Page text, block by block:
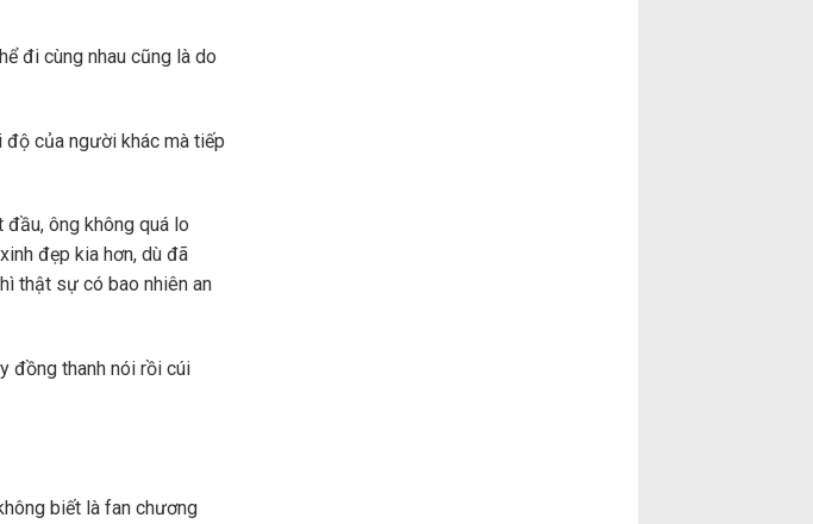
đi cùng nhau cũng là do
độ của người khác mà tiếp
ông không quá lo
đẹp kia hơn, dù đã
thật sự có bao nhiên an
đồng thanh nói rồi cúi
biết là fan chương